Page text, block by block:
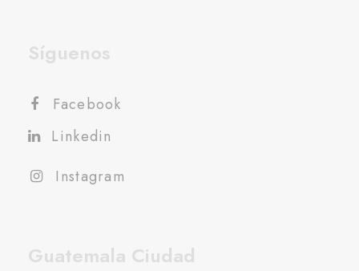
Síguenos
Facebook
Linkedin
Instagram
Guatemala Ciudad